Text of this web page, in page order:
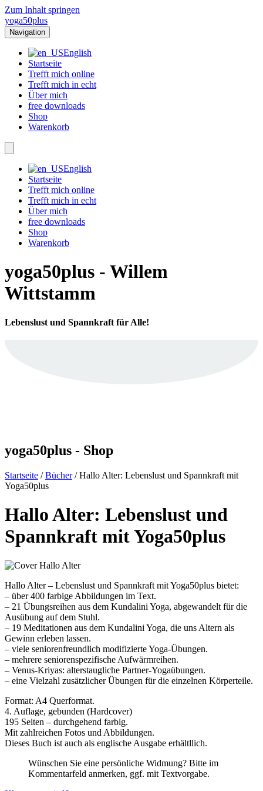
Zum Inhalt springen
yoga50plus
Navigation
English
Startseite
Trefft mich online
Trefft mich in echt
Über mich
free downloads
Shop
Warenkorb
English
Startseite
Trefft mich online
Trefft mich in echt
Über mich
free downloads
Shop
Warenkorb
yoga50plus - Willem
Wittstamm
Lebenslust und Spannkraft für Alle!
yoga50plus - Shop
Startseite /Bücher/ Hallo Alter: Lebenslust und Spannkraft mit
Yoga50plus
Hallo Alter: Lebenslust und
Spannkraft mit Yoga50plus
Hallo Alter – Lebenslust und Spannkraft mit Yoga50plus bietet:
– über 400 farbige Abbildungen im Text.
– 21 Übungsreihen aus dem Kundalini Yoga, abgewandelt für die
Ausübung auf dem Stuhl.
– 19 Meditationen aus dem Kundalini Yoga, die uns Altern als
Gewinn erleben lassen.
– viele seniorenfreundlich modifizierte Yoga-Übungen.
– mehrere seniorenspezifische Aufwärmreihen.
– Venus-Kriyas: alterstaugliche Partner-Yogaübungen.
– eine Vielzahl zusätzlicher Übungen für die einzelnen Körperteile.
Format: A4 Querformat.
4. Auflage, gebunden (Hardcover)
195 Seiten – durchgehend farbig.
Mit zahlreichen Fotos und Abbildungen.
Dieses Buch ist auch als englische Ausgabe erhältllich.
Wünschen Sie eine persönliche Widmung? Bitte im
Kommentarfeld anmerken, ggf. mit Textvorgabe.